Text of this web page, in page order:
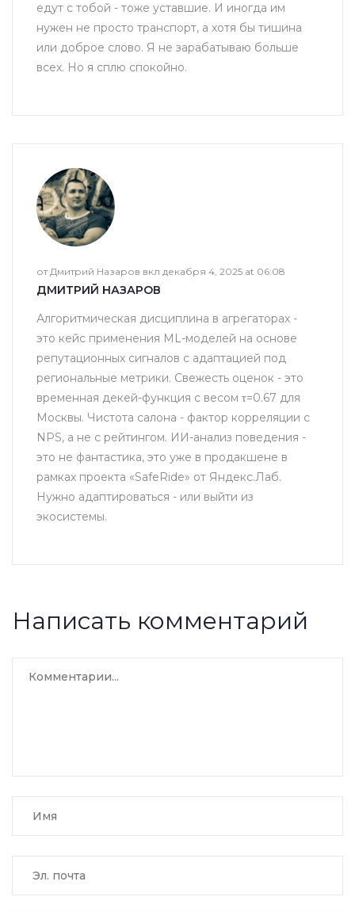
едут с тобой - тоже уставшие. И иногда им
нужен не просто транспорт, а хотя бы тишина
или доброе слово. Я не зарабатываю больше
всех. Но я сплю спокойно.
от Дмитрий Назаров вкл декабря 4, 2025 at 06:08
ДМИТРИЙ НАЗАРОВ
Алгоритмическая дисциплина в агрегаторах -
это кейс применения ML-моделей на основе
репутационных сигналов с адаптацией под
региональные метрики. Свежесть оценок - это
временная декей-функция с весом τ=0.67 для
Москвы. Чистота салона - фактор корреляции с
NPS, а не с рейтингом. ИИ-анализ поведения -
это не фантастика, это уже в продакшене в
рамках проекта «SafeRide» от Яндекс.Лаб.
Нужно адаптироваться - или выйти из
экосистемы.
Написать комментарий